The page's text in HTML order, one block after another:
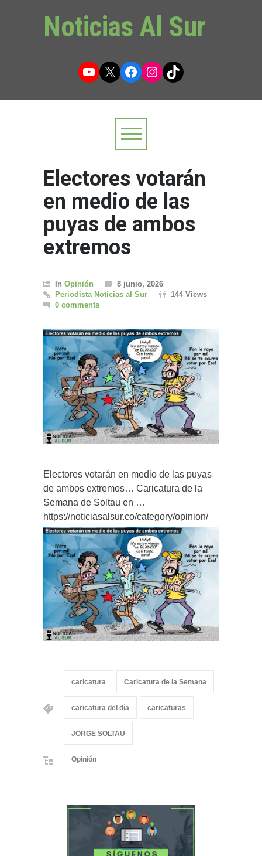
Noticias Al Sur
YouTube
X Facebook
Instagram
TikTok
Electores votarán
en medio de las
puyas de ambos
extremos
In Opinión
8 junio, 2026
Periodista Noticias al Sur
144 Views
0 comments
Electores votarán en medio de las puyas
de ambos extremos… Caricatura de la
Semana de Soltau en …
https://noticiasalsur.co/category/opinion/
caricatura Caricatura de la Semana
caricatura del día caricaturas
JORGE SOLTAU
Opinión